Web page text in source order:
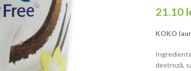
21.10
KOKO
dextroză,